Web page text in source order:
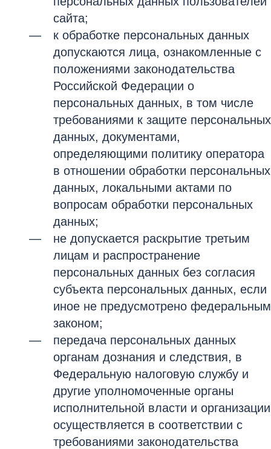
сайта;
к обработке персональных данных
допускаются лица, ознакомленные с
положениями законодательства
Российской Федерации о
персональных данных, в том числе
требованиями к защите персональных
данных, документами,
определяющими политику оператора
в отношении обработки персональных
данных, локальными актами по
вопросам обработки персональных
данных;
не допускается раскрытие третьим
лицам и распространение
персональных данных без согласия
субъекта персональных данных, если
иное не предусмотрено федеральным
законом;
передача персональных данных
органам дознания и следствия, в
Федеральную налоговую службу и
другие уполномоченные органы
исполнительной власти и организации
осуществляется в соответствии с
требованиями законодательства